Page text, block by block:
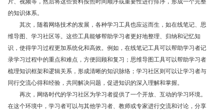
的知识体系。
其次，随着网络技术的发展，各种学习工具也应运而生，如在线笔记、思
维导图、学习社区等。这些工具能够帮助学习者更好地整理、归纳和记忆知
识，使得学习过程更加系统化和高效。例如，在线笔记工具可以帮助学习者记
录学习过程中的重点和难点，方便回顾和复习；思维导图工具可以帮助学习者
梳理知识框架和逻辑关系，形成清晰的知识脉络；学习社区则可以让学习者与
同行交流心得和经验，共同解决问题，促进知识的深入理解和掌握。
再次，网络时代的学习社区为学习者提供了一个开放、互动的学习环境。
在这个环境中，学习者可以与其他学习者、教师或专家进行交流和讨论，分享